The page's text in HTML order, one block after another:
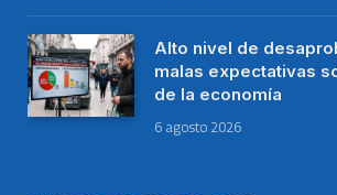
Alto nivel de
malas expectativas
de la economía
6 agosto 2026